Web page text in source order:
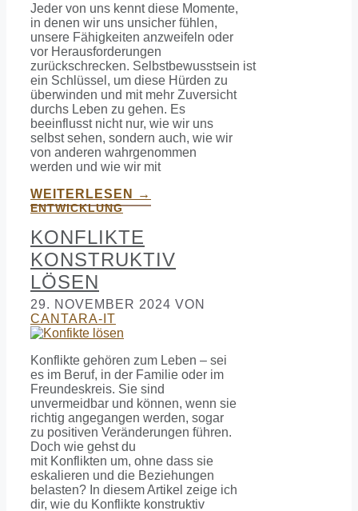
Jeder von uns kennt diese Momente,
in denen wir uns unsicher fühlen,
unsere Fähigkeiten anzweifeln oder
vor Herausforderungen
zurückschrecken. Selbstbewusstsein ist
ein Schlüssel, um diese Hürden zu
überwinden und mit mehr Zuversicht
durchs Leben zu gehen. Es
beeinflusst nicht nur, wie wir uns
selbst sehen, sondern auch, wie wir
von anderen wahrgenommen
werden und wie wir mit
WEITERLESEN →
ENTWICKLUNG
KONFLIKTE
KONSTRUKTIV
LÖSEN
29. NOVEMBER 2024 VON
CANTARA-IT
Konflikte gehören zum Leben – sei
es im Beruf, in der Familie oder im
Freundeskreis. Sie sind
unvermeidbar und können, wenn sie
richtig angegangen werden, sogar
zu positiven Veränderungen führen.
Doch wie gehst du
mit Konflikten um, ohne dass sie
eskalieren und die Beziehungen
belasten? In diesem Artikel zeige ich
dir, wie du Konflikte konstruktiv